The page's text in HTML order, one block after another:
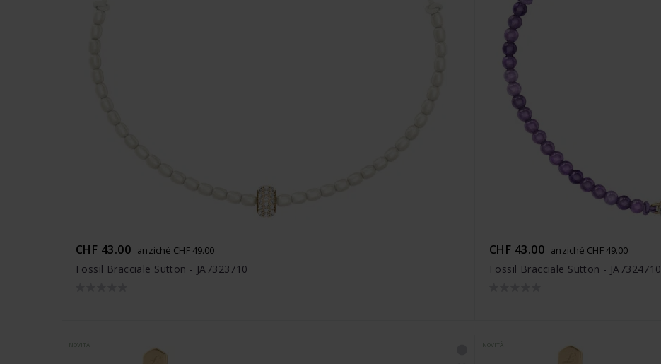
CHF 43.00 anziché CHF 49.00
Fossil Bracciale Sutton - JA7323710
CHF 43.00 anziché CHF 49.00
Fossil Bracciale Sutton - JA7324710
NOVITÀ NOVITÀ